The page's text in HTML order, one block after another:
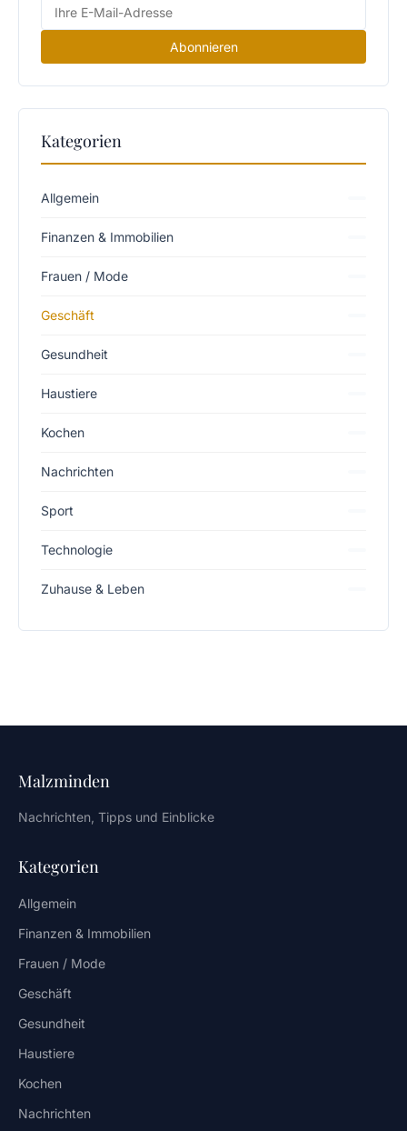
Abonnieren
Kategorien
Allgemein
Finanzen & Immobilien
Frauen / Mode
Geschäft
Gesundheit
Haustiere
Kochen
Nachrichten
Sport
Technologie
Zuhause & Leben
Malzminden
Nachrichten, Tipps und Einblicke
Kategorien
Allgemein
Finanzen & Immobilien
Frauen / Mode
Geschäft
Gesundheit
Haustiere
Kochen
Nachrichten